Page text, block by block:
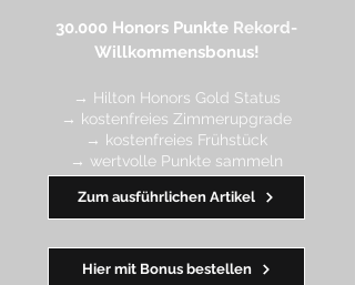
30.000 Honors Punkte Rekord-
Willkommensbonus!
→ Hilton Honors Gold Status
→ kostenfreies Zimmerupgrade
→ kostenfreies Frühstück
→ wertvolle Punkte sammeln
→ Early Check-in + Late Check-out
━━━━━━━
Hier mit Bonus bestellen
Zum ausführlichen Artikel